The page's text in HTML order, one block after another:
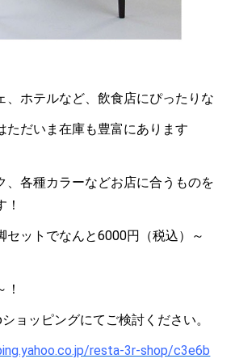
、ホテルなど、飲食店にぴったりな
ただいま在庫も豊富にあります
、各種カラーなどお店に合うものを
セットでなんと6000円（税込）～
ョッピングにてご検討ください。
resta-3r-shop/c3e6b